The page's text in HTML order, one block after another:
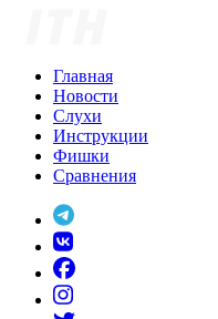
Главная
Новости
Слухи
Инструкции
Фишки
Сравнения